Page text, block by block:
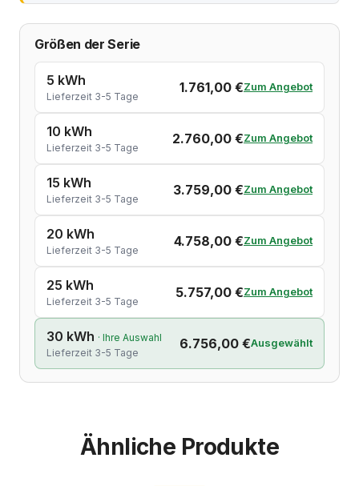
Größen der Serie
5 kWh
Lieferzeit 3-5 Tage
1.761,00 €Zum Angebot
10 kWh
Lieferzeit 3-5 Tage
2.760,00 €Zum Angebot
15 kWh
Lieferzeit 3-5 Tage
3.759,00 €Zum Angebot
20 kWh
Lieferzeit 3-5 Tage
4.758,00 €Zum Angebot
25 kWh
Lieferzeit 3-5 Tage
5.757,00 €Zum Angebot
30 kWh · Ihre Auswahl
Lieferzeit 3-5 Tage
6.756,00 €Ausgewählt
Ähnliche Produkte